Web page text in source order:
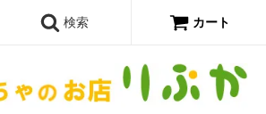
検索 カート